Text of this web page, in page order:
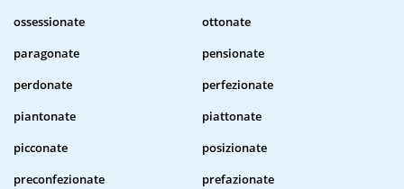
ossessionate
ottonate
paragonate
pensionate
perdonate
perfezionate
piantonate
piattonate
picconate
posizionate
preconfezionate
prefazionate